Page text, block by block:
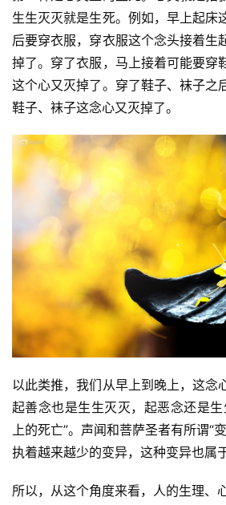
资
讯
僧
音
僧
谈
心
乐
菩
提
生生灭灭就是生死。例如，早上起床
后要穿衣服，穿衣服这个念头接着生
掉了。穿了衣服，马上接着可能要穿
这个心又灭掉了。穿了鞋子、袜子之
鞋子、袜子这念心又灭掉了。
以此类推，我们从早上到晚上，这念
起善念也是生生灭灭，起恶念还是
上的死亡”。声闻和菩萨圣者有所谓“
执着越来越少的变异，这种变异也属
所以，从这个角度来看，人的生理、